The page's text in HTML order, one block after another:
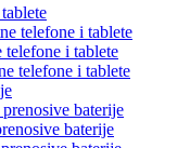
telefone i tablete
telefone i tablete
telefone i tablete
baterije
baterije